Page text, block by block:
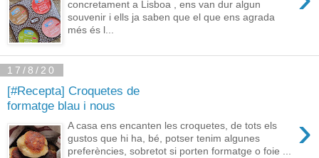
concretament a Lisboa , ens van dur algun
souvenir i ells ja saben que el que ens agrada
més és l...
17/8/20
[#Recepta] Croquetes de
formatge blau i nous
›
A casa ens encanten les croquetes, de tots els
gustos que hi ha, bé, potser tenim algunes
preferències, sobretot si porten formatge o foie ...